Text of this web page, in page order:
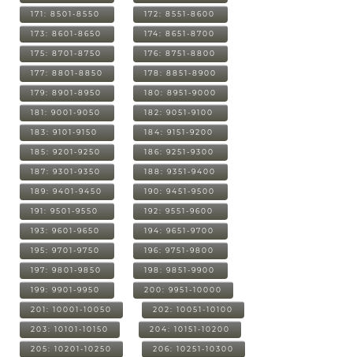
171: 8501-8550 172: 8551-8600
173: 8601-8650 174: 8651-8700
175: 8701-8750 176: 8751-8800
177: 8801-8850 178: 8851-8900
179: 8901-8950 180: 8951-9000
181: 9001-9050 182: 9051-9100
183: 9101-9150 184: 9151-9200
185: 9201-9250 186: 9251-9300
187: 9301-9350 188: 9351-9400
189: 9401-9450 190: 9451-9500
191: 9501-9550 192: 9551-9600
193: 9601-9650 194: 9651-9700
195: 9701-9750 196: 9751-9800
197: 9801-9850 198: 9851-9900
199: 9901-9950 200: 9951-10000
201: 10001-10050 202: 10051-10100
203: 10101-10150 204: 10151-10200
205: 10201-10250 206: 10251-10300